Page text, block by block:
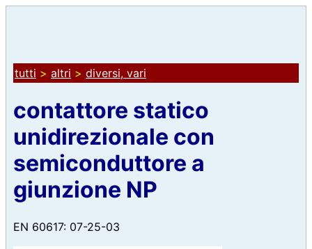
tutti > altri > diversi, vari
contattore statico
unidirezionale con
semiconduttore a
giunzione NP
EN 60617: 07-25-03